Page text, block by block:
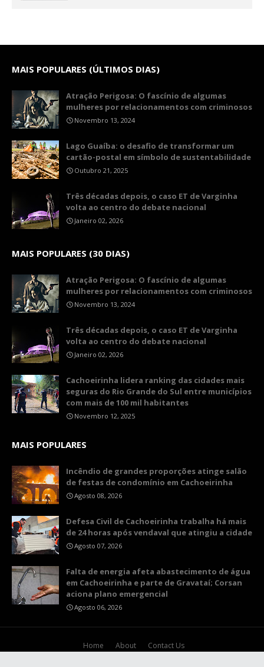
MAIS POPULARES (ÚLTIMOS DIAS)
Atração Perigosa: O fascínio de algumas
mulheres por relacionamentos com criminosos
Novembro 13, 2024
Lago Guaíba: o desafio de transformar um
cartão-postal em símbolo de sustentabilidade
Outubro 21, 2025
Três décadas depois, o caso ET de Varginha
volta ao centro do debate nacional
Janeiro 02, 2026
MAIS POPULARES (30 DIAS)
Atração Perigosa: O fascínio de algumas
mulheres por relacionamentos com criminosos
Novembro 13, 2024
Três décadas depois, o caso ET de Varginha
volta ao centro do debate nacional
Janeiro 02, 2026
Cachoeirinha lidera ranking das cidades mais
seguras do Rio Grande do Sul entre municípios
com mais de 100 mil habitantes
Novembro 12, 2025
MAIS POPULARES
Incêndio de grandes proporções atinge salão
de festas de condomínio em Cachoeirinha
Agosto 08, 2026
Defesa Civil de Cachoeirinha trabalha há mais
de 24 horas após vendaval que atingiu a cidade
Agosto 07, 2026
Falta de energia afeta abastecimento de água
em Cachoeirinha e parte de Gravataí; Corsan
aciona plano emergencial
Agosto 06, 2026
Home About
Contact Us